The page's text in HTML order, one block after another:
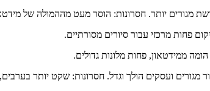
מגורים יותר. חסרונות: הוסר מעט מההמולה של
פחות מרכזי עבור סיורים מסורתיים.
ממידטאון, פחות מלונות גדולים.